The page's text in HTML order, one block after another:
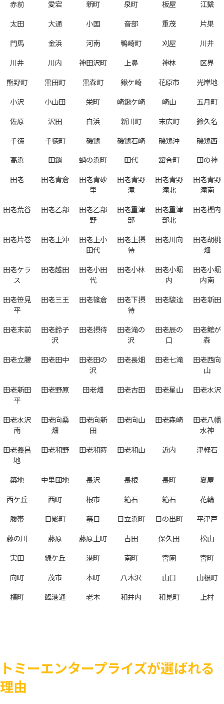
赤前 愛宕 新町 泉町 板屋
江繋
太田
大通 小国 音部 重茂
片巣
門馬
金浜 河南 鴨崎町 刈屋
川井
川井
川内 神田沢町 上鼻 神林
区界
熊野町
黒田町 黒森町 鍬ケ崎 花原市
光岸地
小沢
小山田 栄町 崎鍬ケ崎 崎山
五月町
佐原
沢田 白浜 新川町 末広町
鈴久名
千徳
千徳町 磯鶏 磯鶏石崎 磯鶏沖
磯鶏西
高浜
田鎖 蛸の浜町 田代 舘合町
田の神
田老
田老青倉
田老青砂
里
田老青野
滝
田老青野
滝北
田老青野
滝南
田老荒谷
田老乙部
田老乙部
野
田老重津
部
田老重津
部北
田老樫内
田老片巻 田老上沖
田老上小
田代
田老上摂
待
田老川向
田老胡桃
畑
田老ケラ
ス
田老越田
田老小田
代
田老小林
田老小堀
内
田老小堀
内南
田老笹見
平
田老三王 田老篠倉
田老下摂
待
田老駿達 田老新田
田老末前
田老鈴子
沢
田老摂待
田老滝の
沢
田老辰の
口
田老館が
森
田老立腰
田老田中
田老田の
沢
田老長畑 田老七滝
田老西向
山
田老新田
平
田老野原 田老畑 田老古田 田老星山 田老水沢
田老水沢
南
田老向桑
畑
田老向新
田
田老向山 田老森崎
田老八幡
水神
田老養呂
地
田老和野 田老和蒔 田老和山 近内 津軽石
築地 中里団地 長沢 長根 長町
夏屋
西ケ丘
西町 根市 箱石 箱石
花輪
腹帯
日影町 蟇目 日立浜町 日の出町
平津戸
藤の川
藤原 藤原上町 古田 保久田
松山
実田
緑ケ丘 港町 南町 宮園
宮町
向町
茂市 本町 八木沢 山口
山根町
横町
臨港通 老木 和井内 和見町 上村
トミーエンタープライズが選ばれる
理由